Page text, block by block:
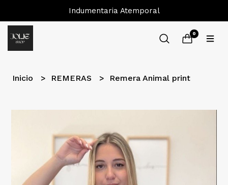
Indumentaria Atemporal
0
Inicio REMERAS Remera Animal print